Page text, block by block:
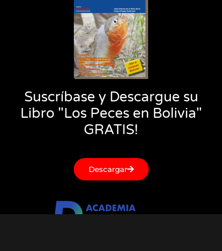
Suscríbase y Descargue su
Libro "Los Peces en Bolivia"
GRATIS!
Descargar